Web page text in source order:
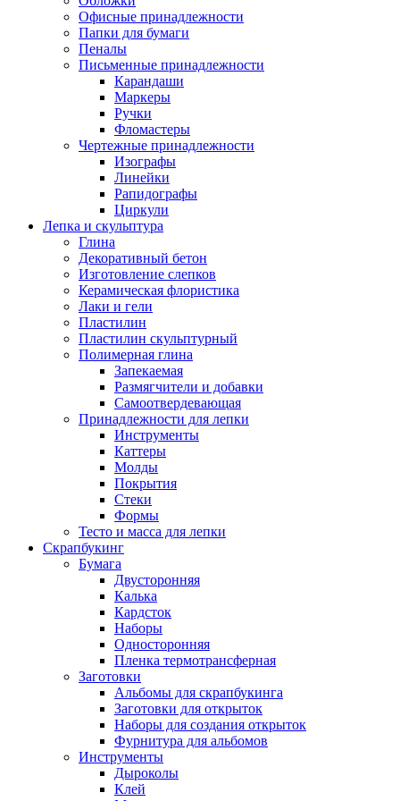
Офисные принадлежности
Папки для бумаги
Пеналы
Письменные принадлежности
Карандаши
Маркеры
Ручки
Фломастеры
Чертежные принадлежности
Изографы
Линейки
Рапидографы
Циркули
Лепка и скульптура
Глина
Декоративный бетон
Изготовление слепков
Керамическая флористика
Лаки и гели
Пластилин
Пластилин скульптурный
Полимерная глина
Запекаемая
Размягчители и добавки
Самоотвердевающая
Принадлежности для лепки
Инструменты
Каттеры
Молды
Покрытия
Стеки
Формы
Тесто и масса для лепки
Скрапбукинг
Бумага
Двусторонняя
Калька
Кардсток
Наборы
Односторонняя
Пленка термотрансферная
Заготовки
Альбомы для скрапбукинга
Заготовки для открыток
Наборы для создания открыток
Фурнитура для альбомов
Инструменты
Дыроколы
Клей